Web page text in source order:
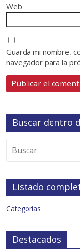
Web
Guarda mi nombre,
navegador para la
Buscar dentro
Listado
Categorías
Destacados